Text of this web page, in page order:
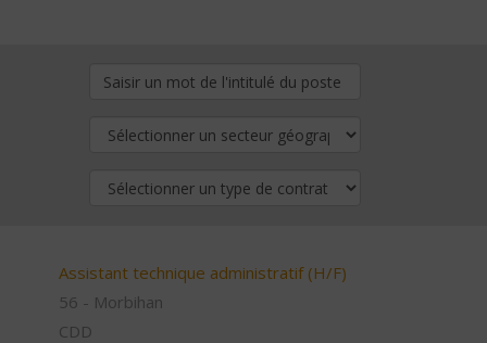
Assistant technique administratif (H/F)
56 - Morbihan
CDD